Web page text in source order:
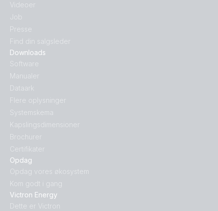
Opdag
Opdag vores økosystem
Kom godt i gang
Victron Energy
Dette er Victron
Downloads
Software
Manualer
Dataark
Flere oplysninger
Systemskema
Kapslingsdimensioner
Brochurer
Certifikater
Videoer
Job
Presse
Find din salgsleder